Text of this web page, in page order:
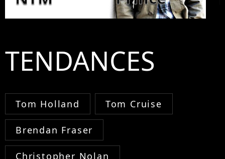
TENDANCES
Tom Holland Tom Cruise
Brendan Fraser
Christopher Nolan